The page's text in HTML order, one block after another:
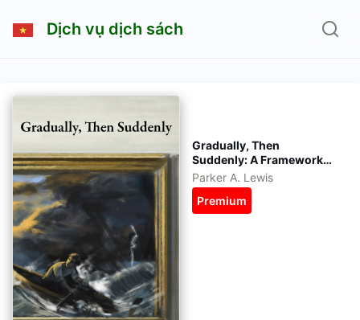
Dịch vụ dịch sách
Gradually, Then
Suddenly: A Framework
for Understanding Bitcoin
as Money eBook tiếng
Việt - kèm file gốc tiếng
Anh - epub, azw3, pdf,
Parker A. Lewis
Premium